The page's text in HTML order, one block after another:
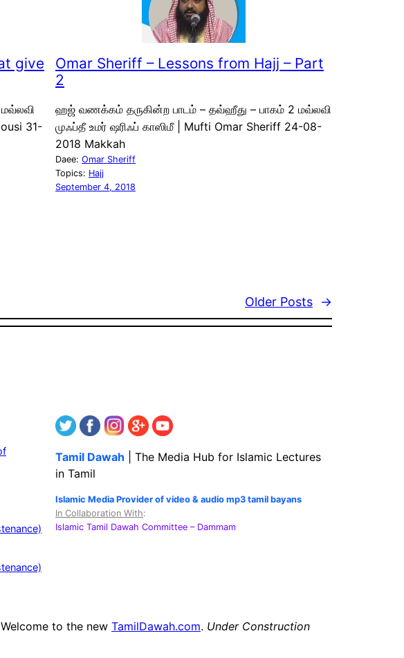
give
31-
Omar Sheriff – Lessons from Hajj – Part
2
ஹஜ் வணக்கம் தருகின்ற பாடம் – தவ்ஹீது – பாகம் 2 மவ்லவி
முஃப்தீ உமர் ஷரிஃப் காஸிமீ | Mufti Omar Sheriff 24-08-
2018 Makkah
Daee: Omar Sheriff
Topics: Hajj
September 4, 2018
Older Posts →
Tamil Dawah | The Media Hub for Islamic Lectures
in Tamil
Islamic Media Provider of video & audio mp3 tamil bayans
In Collaboration With:
Islamic Tamil Dawah Committee – Dammam
Welcome to the new TamilDawah.com. Under Construction